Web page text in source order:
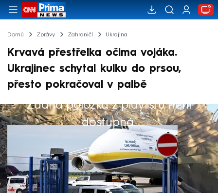
Domů Zprávy Zahraničí Ukrajina
Krvavá přestřelka očima vojáka.
Ukrajinec schytal kulku do prsou,
přesto pokračoval v palbě
Žádná položka z playlistu není
dostupná.
Výběr redakce